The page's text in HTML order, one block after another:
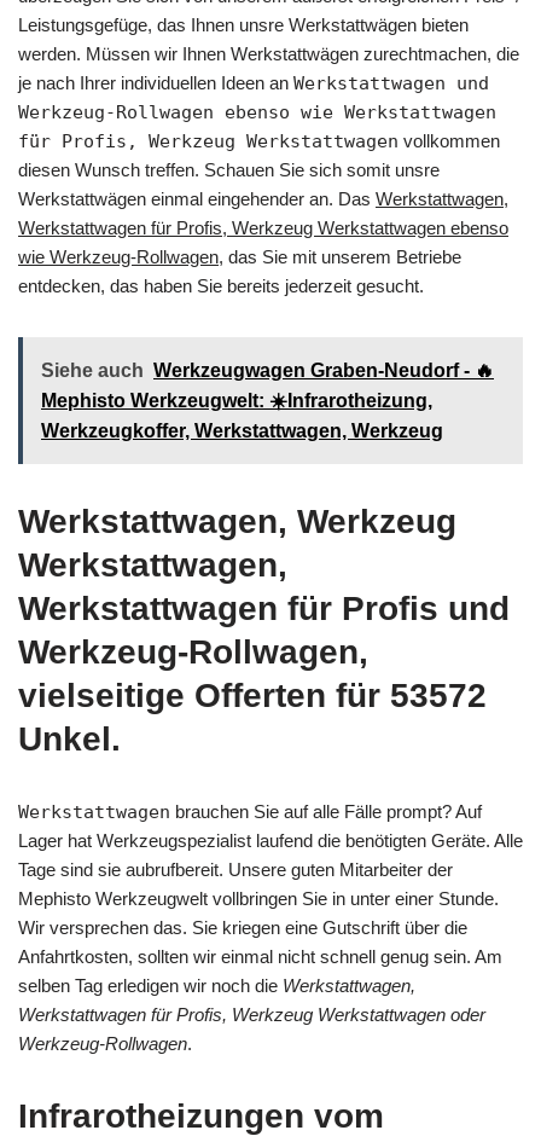
Leistungsgefüge, das Ihnen unsre Werkstattwägen bieten
werden. Müssen wir Ihnen Werkstattwägen zurechtmachen, die
je nach Ihrer individuellen Ideen an Werkstattwagen und
Werkzeug-Rollwagen ebenso wie Werkstattwagen
für Profis, Werkzeug Werkstattwagen vollkommen
diesen Wunsch treffen. Schauen Sie sich somit unsre
Werkstattwägen einmal eingehender an. Das Werkstattwagen,
Werkstattwagen für Profis, Werkzeug Werkstattwagen ebenso
wie Werkzeug-Rollwagen, das Sie mit unserem Betriebe
entdecken, das haben Sie bereits jederzeit gesucht.
Siehe auch Werkzeugwagen Graben-Neudorf - 🔥
Mephisto Werkzeugwelt: ☀️Infrarotheizung,
Werkzeugkoffer, Werkstattwagen, Werkzeug
Werkstattwagen, Werkzeug
Werkstattwagen,
Werkstattwagen für Profis und
Werkzeug-Rollwagen,
vielseitige Offerten für 53572
Unkel.
Werkstattwagen brauchen Sie auf alle Fälle prompt? Auf
Lager hat Werkzeugspezialist laufend die benötigten Geräte. Alle
Tage sind sie aubrufbereit. Unsere guten Mitarbeiter der
Mephisto Werkzeugwelt vollbringen Sie in unter einer Stunde.
Wir versprechen das. Sie kriegen eine Gutschrift über die
Anfahrtkosten, sollten wir einmal nicht schnell genug sein. Am
selben Tag erledigen wir noch die Werkstattwagen,
Werkstattwagen für Profis, Werkzeug Werkstattwagen oder
Werkzeug-Rollwagen.
Infrarotheizungen vom